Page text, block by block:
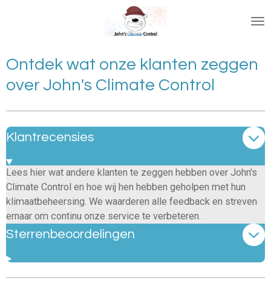
de
hoofdinhoud
Ontdek wat onze klanten zeggen
over John's Climate Control
Klantrecensies
Lees hier wat andere klanten te zeggen hebben over John's
Climate Control en hoe wij hen hebben geholpen met hun
klimaatbeheersing. We waarderen alle feedback en streven
ernaar om continu onze service te verbeteren.
Sterrenbeoordelingen